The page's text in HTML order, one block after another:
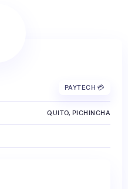
PAYTECH 💳
QUITO, PICHINCHA